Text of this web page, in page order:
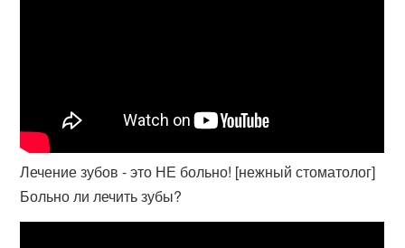
Лечение зубов - это НЕ больно! [нежный стоматолог]
Больно ли лечить зубы?